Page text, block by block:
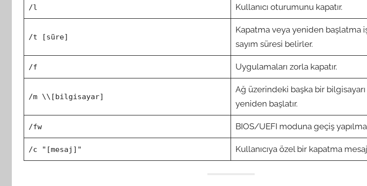
/l Kullanıcı oturumunu kapatır.
/t [süre]
Kapatma veya yeniden başlatma
sayım süresi belirler.
/f Uygulamaları zorla kapatır.
/m \\[bilgisayar]
Ağ üzerindeki başka bir bilgisayarı
yeniden başlatır.
/fw BIOS/UEFI moduna geçiş
/c "[mesaj]" Kullanıcıya özel bir kapatma